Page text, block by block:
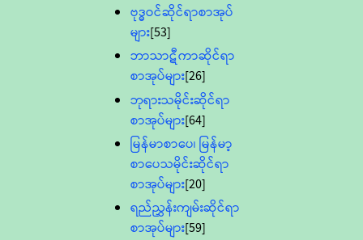
ဗုဒ္ဓဝင်ဆိုင်ရာစာအုပ်
များ[53]
ဘာသာဋီကာဆိုင်ရာ
စာအုပ်များ[26]
ဘုရားသမိုင်းဆိုင်ရာ
စာအုပ်များ[64]
မြန်မာစာပေ၊ မြန်မာ့
စာပေသမိုင်းဆိုင်ရာ
စာအုပ်များ[20]
ရည်ညွှန်းကျမ်းဆိုင်ရာ
စာအုပ်များ[59]